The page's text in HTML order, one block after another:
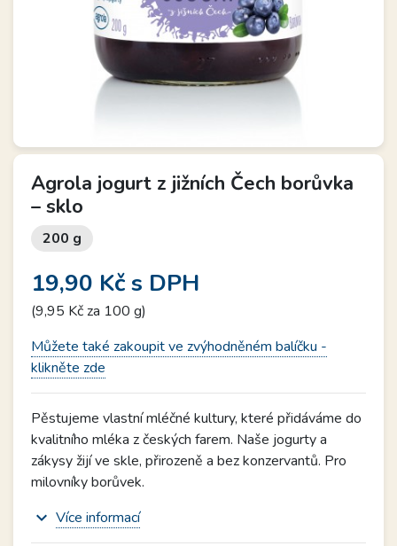
Agrola jogurt z jižních Čech borůvka
– sklo
200 g
19,90 Kčs DPH
(9,95 Kč za 100 g)
Můžete také zakoupit ve zvýhodněném balíčku -
klikněte zde
Pěstujeme vlastní mléčné kultury, které přidáváme do
kvalitního mléka z českých farem. Naše jogurty a
zákysy žijí ve skle, přirozeně a bez konzervantů. Pro
milovníky borůvek.
expand_more Více informací